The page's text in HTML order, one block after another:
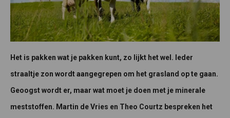
Het is pakken wat je pakken kunt, zo lijkt het wel. Ieder
straaltje zon wordt aangegrepen om het grasland op te gaan.
Geoogst wordt er, maar wat moet je doen met je minerale
meststoffen. Martin de Vries en Theo Courtz bespreken het